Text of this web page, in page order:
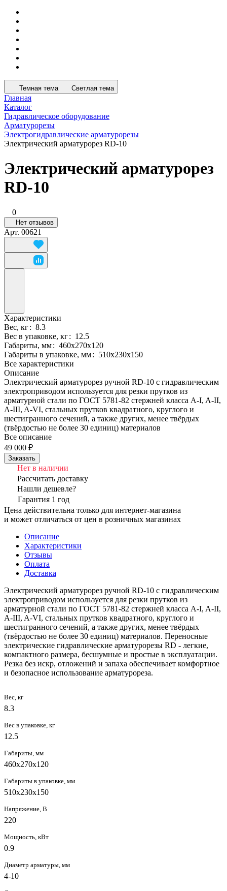
Темная тема Светлая тема
Главная
Каталог
Гидравлическое оборудование
Арматурорезы
Электрогидравлические арматурорезы
Электрический арматурорез RD-10
Электрический арматурорез
RD-10
0
Нет отзывов
Арт. 00621
Характеристики
Вес, кг: 8.3
Вес в упаковке, кг: 12.5
Габариты, мм: 460х270х120
Габариты в упаковке, мм: 510x230x150
Все характеристики
Описание
Электрический арматурорез ручной RD-10 с гидравлическим
электроприводом используется для резки прутков из
арматурной стали по ГОСТ 5781-82 стержней класса A-I, A-II,
A-III, A-VI, стальных прутков квадратного, круглого и
шестигранного сечений, а также других, менее твёрдых
(твёрдостью не более 30 единиц) материалов
Все описание
49 000 ₽
Заказать
Нет в наличии
Рассчитать доставку
Нашли дешевле?
Гарантия 1 год
Цена действительна только для интернет-магазина
и может отличаться от цен в розничных магазинах
Описание
Характеристики
Отзывы
Оплата
Доставка
Электрический арматурорез ручной RD-10 с гидравлическим
электроприводом используется для резки прутков из
арматурной стали по ГОСТ 5781-82 стержней класса A-I, A-II,
A-III, A-VI, стальных прутков квадратного, круглого и
шестигранного сечений, а также других, менее твёрдых
(твёрдостью не более 30 единиц) материалов. Переносные
электрические гидравлические арматурорезы RD - легкие,
компактного размера, бесшумные и простые в эксплуатации.
Резка без искр, отложений и запаха обеспечивает комфортное
и безопасное использование арматурореза.
Вес, кг
8.3
Вес в упаковке, кг
12.5
Габариты, мм
460х270х120
Габариты в упаковке, мм
510x230x150
Напряжение, В
220
Мощность, кВт
0.9
Диаметр арматуры, мм
4-10